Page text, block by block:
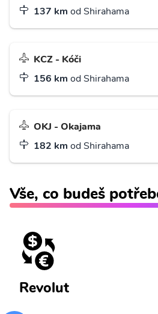
137 km od Shirahama
KCZ - Kóči
156 km od Shirahama
OKJ - Okajama
182 km od Shirahama
Vše, co budeš
Revolut